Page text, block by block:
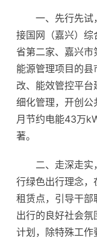
一、先行先试
接国网（嘉兴）综
省第二家、嘉兴市
能源管理项目的
改、能效管控平
细化管理，开创
月节约电能43万
著。
二、走深走实
行绿色出行理念，
租赁点，引导干部
出行的良好社会氛
计划，除特殊工作